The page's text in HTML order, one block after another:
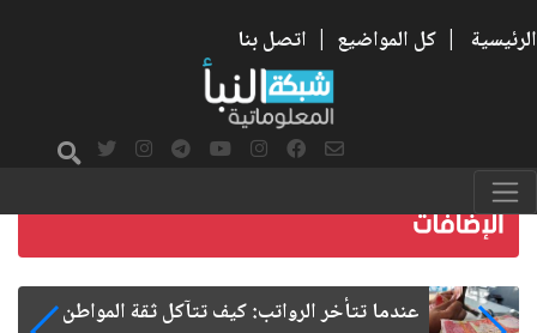
الرئيسية | كل المواضيع | اتصل بنا
صمت الطريق بعد الأربعين